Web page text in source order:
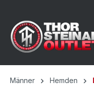
Männer Hemden